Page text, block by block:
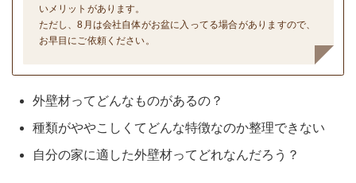
いメリットがあります。
ただし、8月は会社自体がお盆に入ってる場合がありますので、
お早目にご依頼ください。
外壁材ってどんなものがあるの？
種類がややこしくてどんな特徴なのか整理できない
自分の家に適した外壁材ってどれなんだろう？